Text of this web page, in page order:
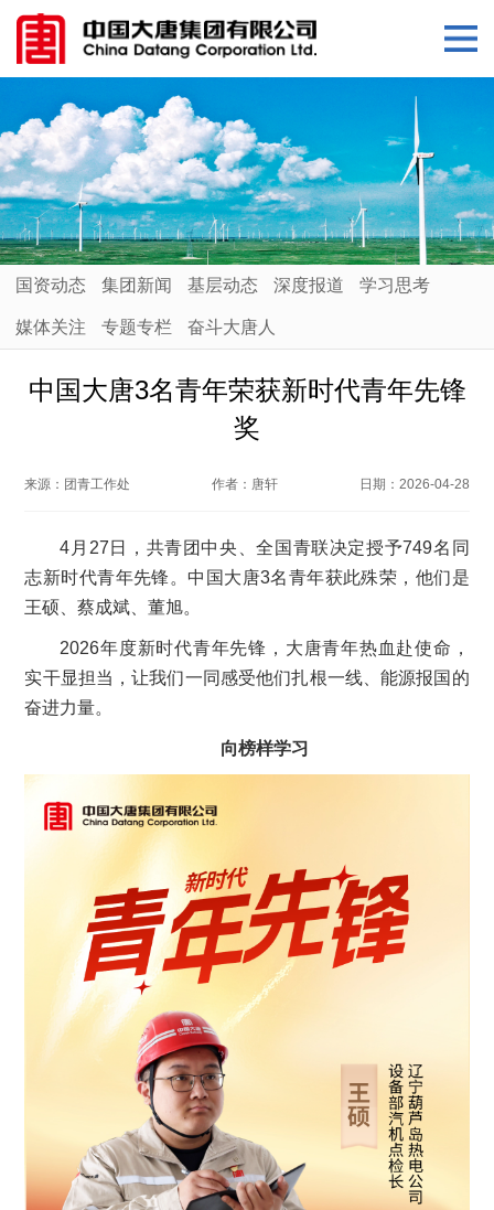
国资动态 集团新闻 基层动态 深度报道 学习思考
媒体关注 专题专栏 奋斗大唐人
中国大唐3名青年荣获新时代青年先锋
奖
来源： 团青工作处 作者： 唐轩 日期： 2026-04-28
4月27日，共青团中央、全国青联决定授予749名同
志新时代青年先锋。中国大唐3名青年获此殊荣，他们是
王硕、蔡成斌、董旭。
2026年度新时代青年先锋，大唐青年热血赴使命，
实干显担当，让我们一同感受他们扎根一线、能源报国的
奋进力量。
向榜样学习